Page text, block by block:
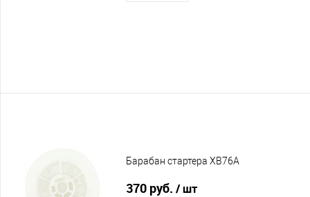
Барабан стартера XB76A
370 руб. / шт